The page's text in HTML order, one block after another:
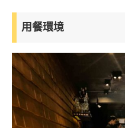
用餐環境